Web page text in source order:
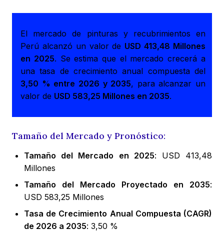
El mercado de pinturas y recubrimientos en
Perú alcanzó un valor de USD 413,48 Millones
en 2025. Se estima que el mercado crecerá a
una tasa de crecimiento anual compuesta del
3,50 % entre 2026 y 2035, para alcanzar un
valor de USD 583,25 Millones en 2035.
Tamaño del Mercado y Pronóstico:
Tamaño del Mercado en 2025: USD 413,48
Millones
Tamaño del Mercado Proyectado en 2035:
USD 583,25 Millones
Tasa de Crecimiento Anual Compuesta (CAGR)
de 2026 a 2035: 3,50 %